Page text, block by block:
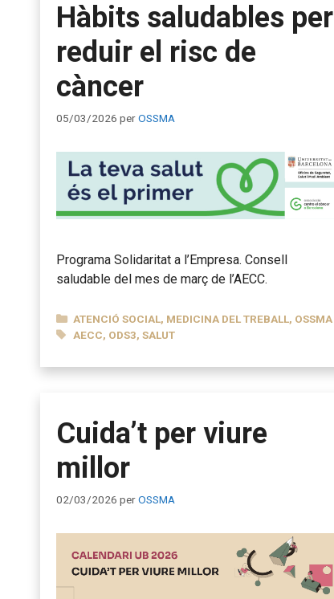
Hàbits saludables per
reduir el risc de
càncer
05/03/2026 perOSSMA
Programa Solidaritat a l’Empresa. Consell
saludable del mes de març de l’AECC.
CATEGORIES
ATENCIÓ SOCIAL, MEDICINA DEL TREBALL, OSSMA
ETIQUETES
AECC, ODS3,SALUT
Cuida’t per viure
millor
02/03/2026 perOSSMA